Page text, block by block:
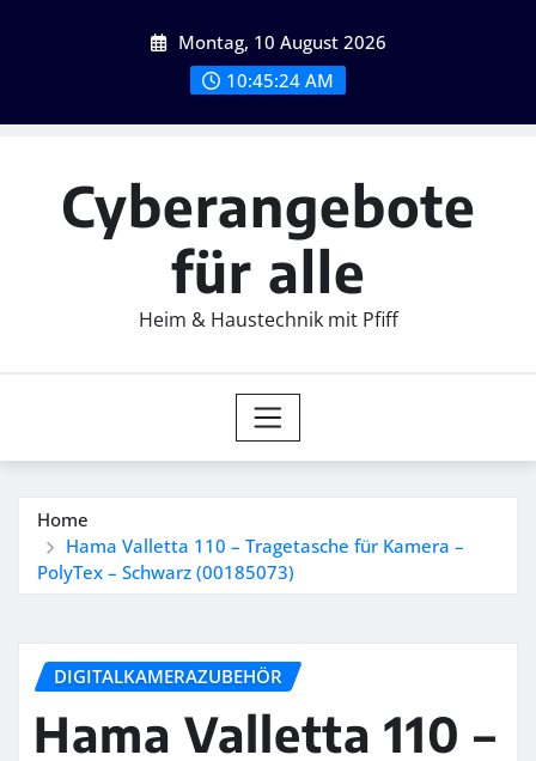
Montag, 10 August 2026
10:45:25 AM
Cyberangebote
für alle
Heim & Haustechnik mit Pfiff
Home
Hama Valletta 110 – Tragetasche für Kamera –
PolyTex – Schwarz (00185073)
DIGITALKAMERAZUBEHÖR
Hama Valletta 110 –